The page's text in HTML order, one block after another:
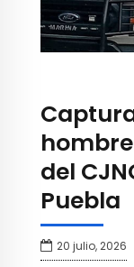
del
Puebla
20 julio, 2026